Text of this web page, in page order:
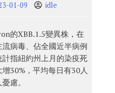
01-09 idle
的XBB.1.5變異株，在
病毒、佔全國近半病例
指紐約州上月的染疫死
30%，平均每日有30人
慮。